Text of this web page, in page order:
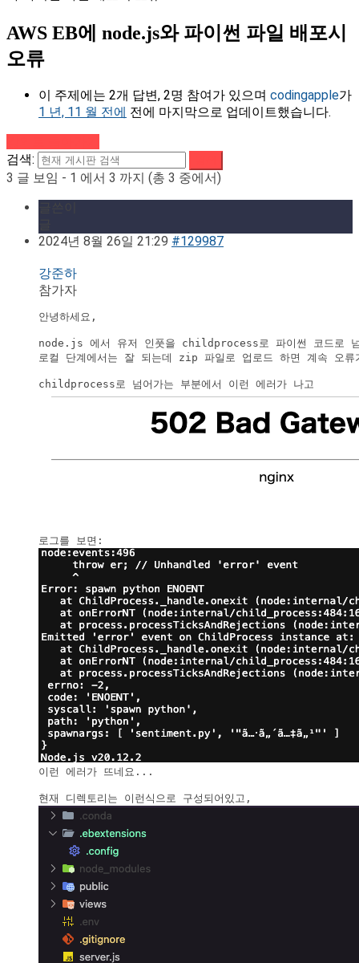
AWS EB에 node.js와 파이썬 파일 배포시
오류
이 주제에는 2개 답변, 2명 참여가 있으며 codingapple가
1 년, 11 월 전에 전에 마지막으로 업데이트했습니다.
검색:
3 글 보임 - 1 에서 3 까지 (총 3 중에서)
2024년 8월 26일 21:29 #129987
강준하
참가자
안녕하세요,
node.js 에서 유저 인풋을 childprocess로 파이썬 코드로 넘
로컬 단계에서는 잘 되는데 zip 파일로 업로드 하면 계속 오류
childprocess로 넘어가는 부분에서 이런 에러가 나고
이런 에러가 뜨네요...